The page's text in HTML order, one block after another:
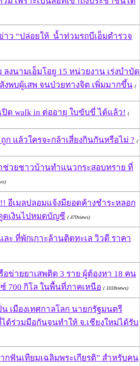
ว “ปล่อยให้ น้ำท่วมรถบีเอ็มตำรวจ
ลงนามเอ็มโอยู 15 หน่วยงาน เร่งบำบัด
พบผู้เสพ จนป่วยทางจิต เพิ่มมากขึ้น (
ด walk in ต่ออายุ ใบขับขี่ ได้แล้ว! (
ก แล้วใครจะกล้าเสี่ยงกินกันหรือไม่ ? (
าช่วยชาวบ้านทำแนวกระสอบทราย ที่
!! อีเมลปลอมแจ้งมียอดค้างชำระหลอก
ดเงินไปหมดบัญชี ( 470views)
ละ ที่พักเกาะล้านติดทะเล วิวดี ราคา
อข่ายยาเสพติด 3 ราย ผู้ต้องหา 18 คน
700 กิโล ในพื้นที่ภาคเหนือ ( 1018views)
น เมืองเทศกาลโลก นายกรัฐมนตรี
ร่วมมือกันจนทำให้ จ.เชียงใหม่ได้รับ
กฟันเทียมเฉลิมพระเกียรติ” สำหรับคน